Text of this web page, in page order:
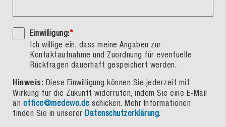
Einwilligung:*
Ich willige ein, dass meine Angaben zur
Kontaktaufnahme und Zuordnung für eventuelle
Rückfragen dauerhaft gespeichert werden.
Hinweis: Diese Einwilligung können Sie jederzeit mit
Wirkung für die Zukunft widerrufen, indem Sie eine E-Mail
an office@medewo.de schicken. Mehr Informationen
finden Sie in unserer Datenschutzerklärung.